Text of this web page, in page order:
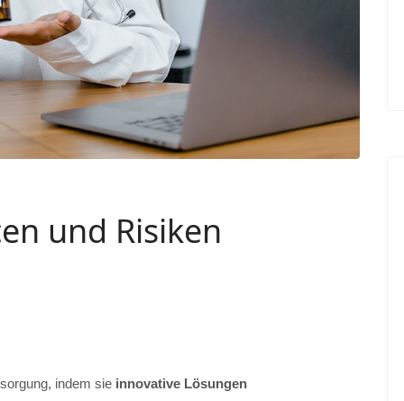
und Risiken
indem sie innovative Lösungen